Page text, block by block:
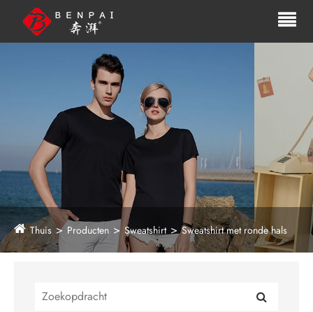
Thuis Producten Sweatshirt Sweatshirt met ronde hals